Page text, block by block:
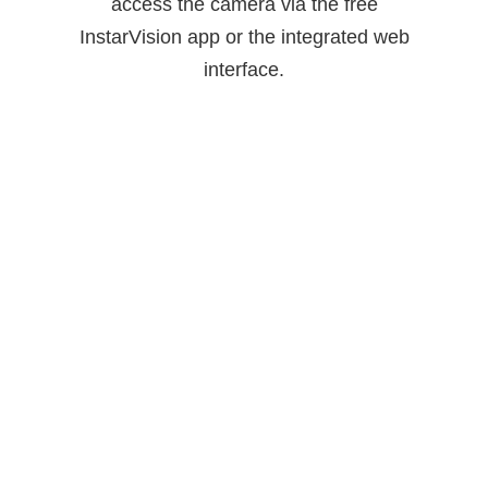
InstarVision app or the integrated web
interface.